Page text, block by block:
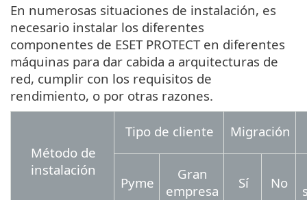
En numerosas situaciones de instalación, es
necesario instalar los diferentes
componentes de ESET PROTECT en diferentes
máquinas para dar cabida a arquitecturas de
red, cumplir con los requisitos de
rendimiento, o por otras razones.
Método de
instalación
Tipo de cliente Migración
Pyme
Gran
empresa
Sí No